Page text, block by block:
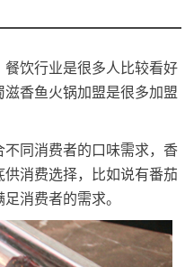
饮行业是很多人比较看好
滋香鱼火锅加盟是很多加盟
同消费者的口味需求，香
消费选择，比如说有番茄
消费者的需求。